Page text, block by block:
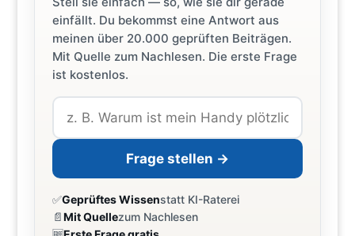
einfällt. Du bekommst eine Antwort aus
meinen über 20.000 geprüften Beiträgen.
Mit Quelle zum Nachlesen. Die erste Frage
ist kostenlos.
Frage stellen →
✅Geprüftes Wissenstatt KI-Raterei
📄Mit Quellezum Nachlesen